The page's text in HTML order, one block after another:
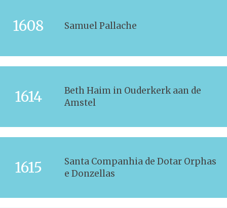
1608 Samuel Pallache
1614
Beth Haim in Ouderkerk aan de
Amstel
1615
Santa Companhia de Dotar Orphas
e Donzellas